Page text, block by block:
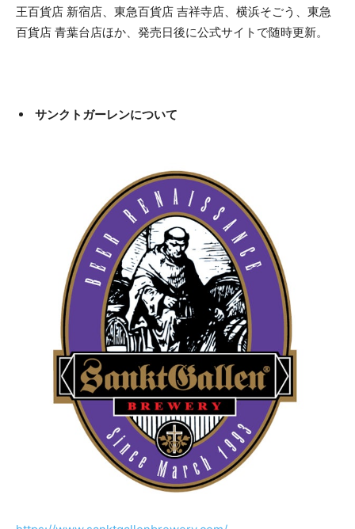
王百貨店 新宿店、東急百貨店 吉祥寺店、横浜そごう、東急
百貨店 青葉台店ほか、発売日後に公式サイトで随時更新。
サンクトガーレンについて